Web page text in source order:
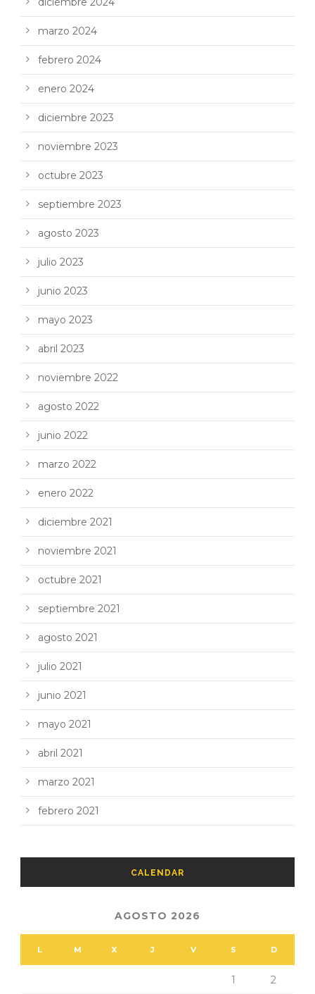
marzo 2024
febrero 2024
enero 2024
diciembre 2023
noviembre 2023
octubre 2023
septiembre 2023
agosto 2023
julio 2023
junio 2023
mayo 2023
abril 2023
noviembre 2022
agosto 2022
junio 2022
marzo 2022
enero 2022
diciembre 2021
noviembre 2021
octubre 2021
septiembre 2021
agosto 2021
julio 2021
junio 2021
mayo 2021
abril 2021
marzo 2021
febrero 2021
CALENDAR
AGOSTO 2026
L M X J V S D
1 2